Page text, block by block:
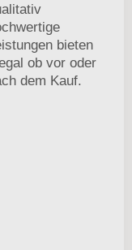
bieten
ob vor oder
dem Kauf.